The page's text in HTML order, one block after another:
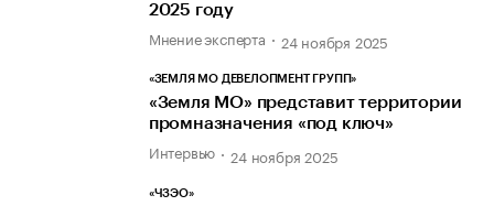
2025 году
Мнение эксперта 24 ноября 2025
«ЗЕМЛЯ МО ДЕВЕЛОПМЕНТ ГРУПП»
«Земля МО» представит территории
промназначения «под ключ»
Интервью 24 ноября 2025
«ЧЗЭО»